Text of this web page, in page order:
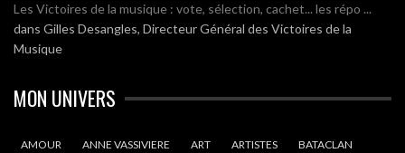
Les Victoires de la musique : vote, sélection, cachet... les répo ...
dans Gilles Desangles, Directeur Général des Victoires de la
Musique
MON UNIVERS
AMOUR ANNE VASSIVIERE ART ARTISTES BATACLAN